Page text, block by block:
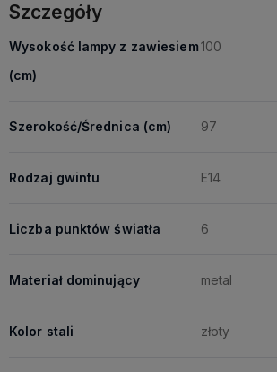
Szczegóły
Wysokość lampy z zawiesiem
(cm)
100
Szerokość/Średnica (cm) 97
Rodzaj gwintu E14
Liczba punktów światła 6
Materiał dominujący metal
Kolor stali złoty